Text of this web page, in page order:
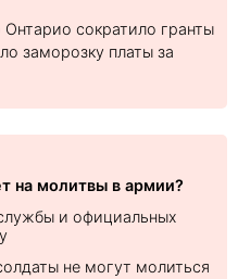
Онтарио сократило гранты
заморозку платы за
на молитвы в армии?
и официальных
не могут молиться